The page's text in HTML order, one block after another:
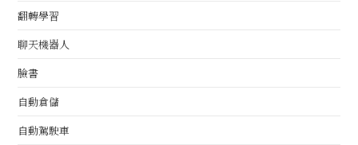
翻轉學習
聊天機器人
臉書
自動倉儲
自動駕駛車